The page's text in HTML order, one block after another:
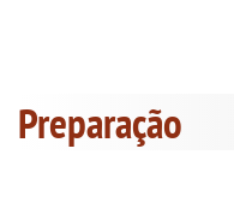
Preparação